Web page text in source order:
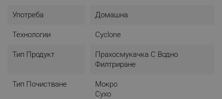
Употреба Домашна
Технологии Cyclone
Тип Продукт
Прахосмукачка С Водно
Филтриране
Тип Почистване
Мокро
Сухо